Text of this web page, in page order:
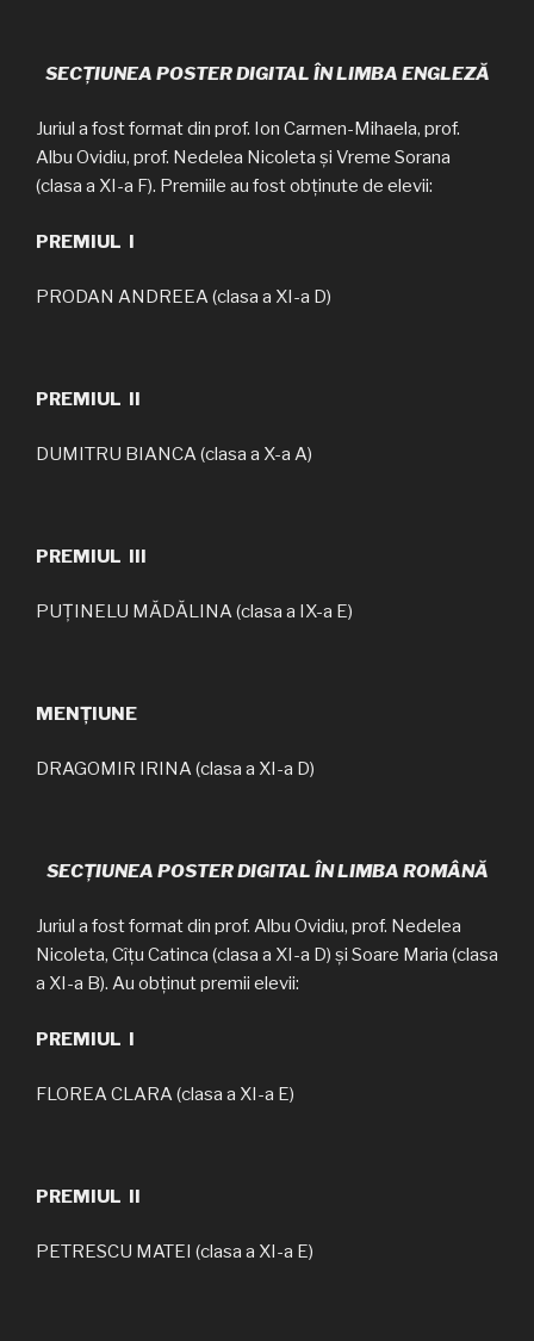
SECȚIUNEA POSTER DIGITAL ÎN LIMBA ENGLEZĂ
Juriul a fost format din prof. Ion Carmen-Mihaela, prof.
Albu Ovidiu, prof. Nedelea Nicoleta și Vreme Sorana
(clasa a XI-a F). Premiile au fost obținute de elevii:
PREMIUL I
PRODAN ANDREEA (clasa a XI-a D)
PREMIUL II
DUMITRU BIANCA (clasa a X-a A)
PREMIUL III
PUȚINELU MĂDĂLINA (clasa a IX-a E)
MENȚIUNE
DRAGOMIR IRINA (clasa a XI-a D)
SECȚIUNEA POSTER DIGITAL ÎN LIMBA ROMÂNĂ
Juriul a fost format din prof. Albu Ovidiu, prof. Nedelea
Nicoleta, Cîțu Catinca (clasa a XI-a D) și Soare Maria (clasa
a XI-a B). Au obținut premii elevii:
PREMIUL I
FLOREA CLARA (clasa a XI-a E)
PREMIUL II
PETRESCU MATEI (clasa a XI-a E)